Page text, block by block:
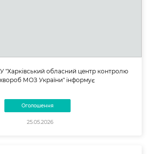
"Харківський обласний центр контролю
МОЗ України" інформує
Оголошення
25.05.2026